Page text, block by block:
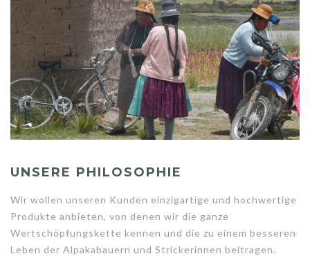
UNSERE PHILOSOPHIE
Wir wollen unseren Kunden einzigartige und hochwertige
Produkte anbieten, von denen wir die ganze
Wertschöpfungskette kennen und die zu einem besseren
Leben der Alpakabauern und Strickerinnen beitragen.